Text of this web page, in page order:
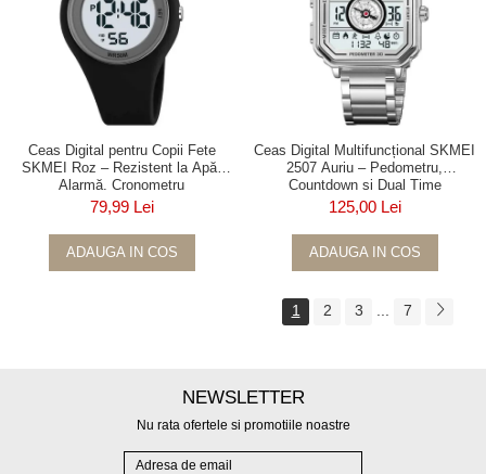
Ceas Digital pentru Copii Fete
SKMEI Roz – Rezistent la Apă,
Alarmă, Cronometru
79,99 Lei
ADAUGA IN COS
Ceas Digital Multifuncțional SKMEI
2507 Auriu – Pedometru,
Countdown și Dual Time
125,00 Lei
ADAUGA IN COS
1 2 3 7
NEWSLETTER
Nu rata ofertele si promotiile noastre